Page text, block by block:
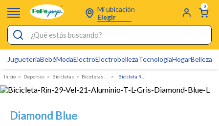
Mi ubicación
Elegir
0
¿Qué estás buscando?
JugueteriaBebéModaElectroElectrobellezaTecnologíaHogarBelleza
Deportes bicicletas Bicicletas Urbanas
Diamond Blue
Pijamas
Figuras Toy Story